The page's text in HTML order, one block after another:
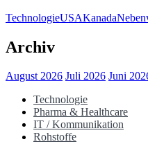
TechnologieUSAKanada
Archiv
August 2026 Juli 2026 Juni
Technologie
Pharma & Healthcare
IT / Kommunikation
Rohstoffe